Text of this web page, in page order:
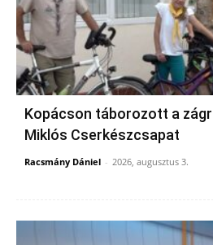
Kopácson táborozott a
Miklós Cserkészcsapat
Racsmány Dániel - 2026, augusztus 3.